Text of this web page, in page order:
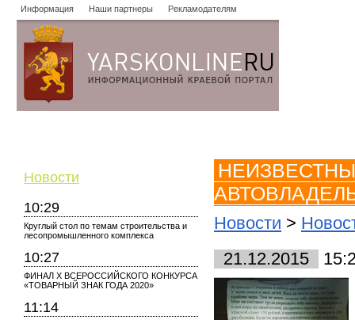
Информация Наши партнеры Рекламодателям
Новости
10:29
Круглый стол по темам строительства и
лесопромышленного комплекса
10:27
ФИНАЛ X ВСЕРОССИЙСКОГО КОНКУРСА
«ТОВАРНЫЙ ЗНАК ГОДА 2020»
11:14
Новости >
21.12.2015